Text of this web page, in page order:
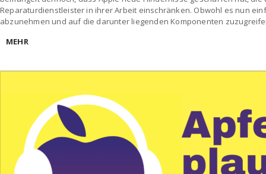
Reparaturdienstleister in ihrer Arbeit einschränken. Obwohl es nun
abzunehmen und auf die darunter liegenden Komponenten
MEHR